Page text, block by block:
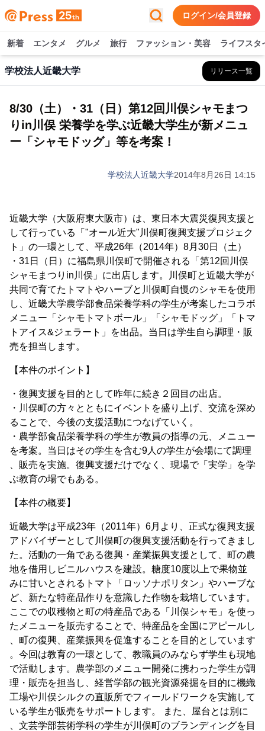
ログイン/会員登録
新着 エンタメ グルメ 旅行 ファッション・美容 ライフスタ
学校法人近畿大学 リリース一覧
8/30（土）・31（日）第12回川俣シャモまつ
りin川俣 栄養学を学ぶ近畿大学生が新メニュ
ー「シャモドッグ」等を考案！
学校法人近畿大学2014年8月26日 14:15
近畿大学（大阪府東大阪市）は、東日本大震災復興支援と
して行っている「"オール近大"川俣町復興支援プロジェク
ト」の一環として、平成26年（2014年）8月30日（土）
・31日（日）に福島県川俣町で開催される「第12回川俣
シャモまつりin川俣」に出店します。川俣町と近畿大学が
共同で育てたトマトやハーブと川俣町自慢のシャモを使用
し、近畿大学農学部食品栄養学科の学生が考案したコラボ
メニュー「シャモトマトボール」「シャモドッグ」「トマ
トアイス&ジェラート」を出品。当日は学生自ら調理・販
売を担当します。
【本件のポイント】
・復興支援を目的として昨年に続き２回目の出店。
・川俣町の方々とともにイベントを盛り上げ、交流を深め
ることで、今後の支援活動につなげていく。
・農学部食品栄養学科の学生が教員の指導の元、メニュー
を考案。当日はその学生を含む9人の学生が会場にて調理
、販売を実施。復興支援だけでなく、現場で「実学」を学
ぶ教育の場でもある。
【本件の概要】
近畿大学は平成23年（2011年）6月より、正式な復興支援
アドバイザーとして川俣町の復興支援活動を行ってきまし
た。活動の一角である復興・産業振興支援として、町の農
地を借用しビニルハウスを建設。糖度10度以上で果物並
みに甘いとされるトマト「ロッソナポリタン」やハーブな
ど、新たな特産品作りを意識した作物を栽培しています。
ここでの収穫物と町の特産品である「川俣シャモ」を使っ
たメニューを販売することで、特産品を全国にアピールし
、町の復興、産業振興を促進することを目的としています
。今回は教育の一環として、教職員のみならず学生も現地
で活動します。農学部のメニュー開発に携わった学生が調
理・販売を担当し、経営学部の観光資源発掘を目的に機織
工場や川俣シルクの直販所でフィールドワークを実施して
いる学生が販売をサポートします。 また、屋台とは別に
、文芸学部芸術学科の学生が川俣町のブランディングを目